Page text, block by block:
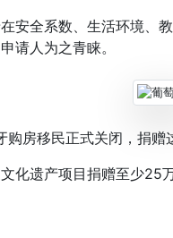
全系数、生活环境、
请人为之青睐。
移民正式关闭，捐赠
遗产项目捐赠至少25